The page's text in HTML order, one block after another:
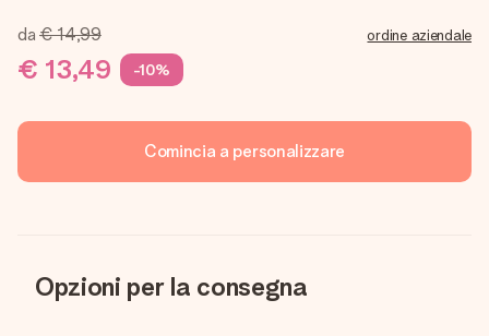
da € 14,99
€ 13,49 -10%
ordine aziendale
Comincia a personalizzare
Opzioni per la consegna